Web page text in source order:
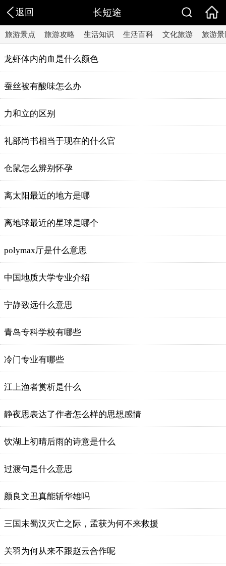
返回 长短途
旅游景点 旅游攻略 生活知识 生活百科 文化旅游 旅游景
龙虾体内的血是什么颜色
蚕丝被有酸味怎么办
力和立的区别
礼部尚书相当于现在的什么官
仓鼠怎么辨别怀孕
离太阳最近的地方是哪
离地球最近的星球是哪个
polymax厅是什么意思
中国地质大学专业介绍
宁静致远什么意思
青岛专科学校有哪些
冷门专业有哪些
江上渔者赏析是什么
静夜思表达了作者怎么样的思想感情
饮湖上初晴后雨的诗意是什么
过渡句是什么意思
颜良文丑真能斩华雄吗
三国末蜀汉灭亡之际，孟获为何不来救援
关羽为何从来不跟赵云合作呢